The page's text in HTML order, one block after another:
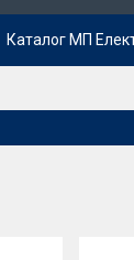
Каталог МП